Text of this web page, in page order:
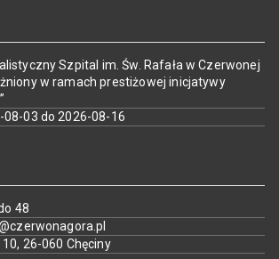
Szpital im. Św. Rafała w Czerwonej
w ramach prestiżowej inicjatywy
08-03 do 2026-08-16
48
26-060 Chęciny